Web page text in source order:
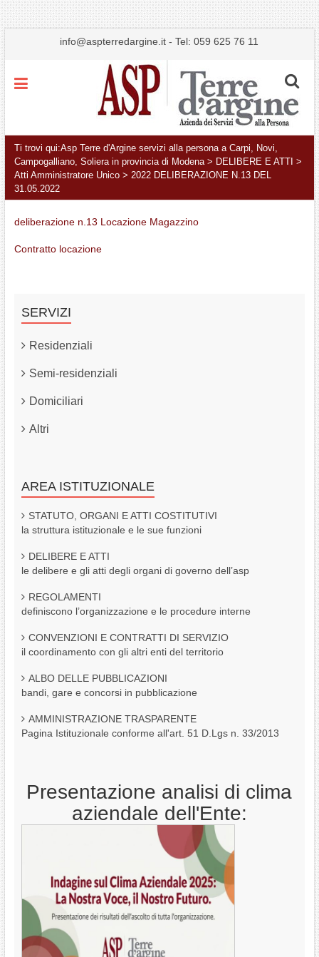
info@aspterredargine.it -Tel: 059 625 76 11
Menu
Ti trovi qui:Asp Terre d'Argine servizi alla persona a Carpi, Novi,
Campogalliano, Soliera in provincia di Modena> DELIBERE E ATTI >
Atti Amministratore Unico> 2022 DELIBERAZIONE N.13 DEL
31.05.2022
deliberazione n.13 Locazione Magazzino
Contratto locazione
SERVIZI
Residenziali
Semi-residenziali
Domiciliari
Altri
AREA ISTITUZIONALE
STATUTO, ORGANI E ATTI COSTITUTIVI
la struttura istituzionale e le sue funzioni
DELIBERE E ATTI
le delibere e gli atti degli organi di governo dell’asp
REGOLAMENTI
definiscono l’organizzazione e le procedure interne
CONVENZIONI E CONTRATTI DI SERVIZIO
il coordinamento con gli altri enti del territorio
ALBO DELLE PUBBLICAZIONI
bandi, gare e concorsi in pubblicazione
AMMINISTRAZIONE TRASPARENTE
Pagina Istituzionale conforme all'art. 51 D.Lgs n. 33/2013
Presentazione analisi di clima
aziendale dell'Ente: